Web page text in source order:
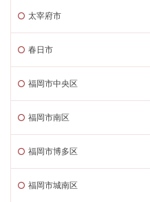
太宰府市
春日市
福岡市中央区
福岡市南区
福岡市博多区
福岡市城南区